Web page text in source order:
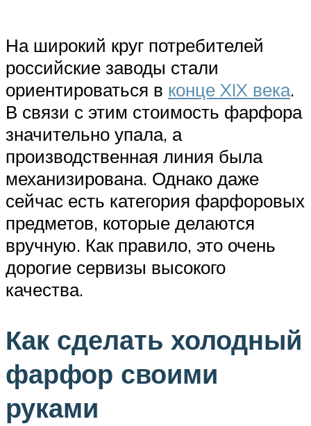
На широкий круг потребителей
российские заводы стали
ориентироваться в конце XIX века.
В связи с этим стоимость фарфора
значительно упала, а
производственная линия была
механизирована. Однако даже
сейчас есть категория фарфоровых
предметов, которые делаются
вручную. Как правило, это очень
дорогие сервизы высокого
качества.
Как сделать холодный
фарфор своими
руками